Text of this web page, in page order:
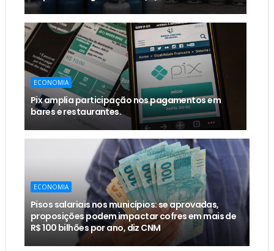
ECONOMIA
Pix amplia participação nos pagamentos em
bares e restaurantes.
ECONOMIA
Pisos salariais nos municípios: se aprovadas,
proposições podem impactar cofres em mais de
R$ 100 bilhões por ano, diz CNM